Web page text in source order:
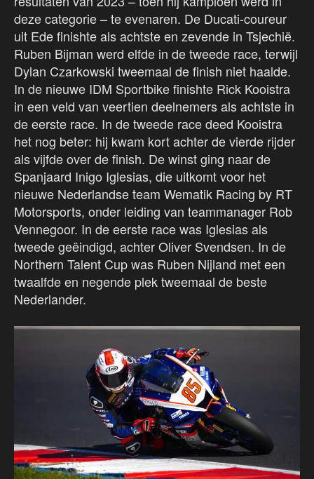
deze categorie – te evenaren. De Ducati-coureur
uit Ede finishte als achtste en zevende in Tsjechië.
Ruben Bijman werd elfde in de tweede race, terwijl
Dylan Czarkowski tweemaal de finish niet haalde.
In de nieuwe IDM Sportbike finishte Rick Kooistra
in een veld van veertien deelnemers als achtste in
de eerste race. In de tweede race deed Kooistra
het nog beter: hij kwam kort achter de vierde rijder
als vijfde over de finish. De winst ging naar de
Spanjaard Inigo Iglesias, die uitkomt voor het
nieuwe Nederlandse team Wematik Racing by RT
Motorsports, onder leiding van teammanager Rob
Vennegoor. In de eerste race was Iglesias als
tweede geëindigd, achter Oliver Svendsen. In de
Northern Talent Cup was Ruben Nijland met een
twaalfde en negende plek tweemaal de beste
Nederlander.